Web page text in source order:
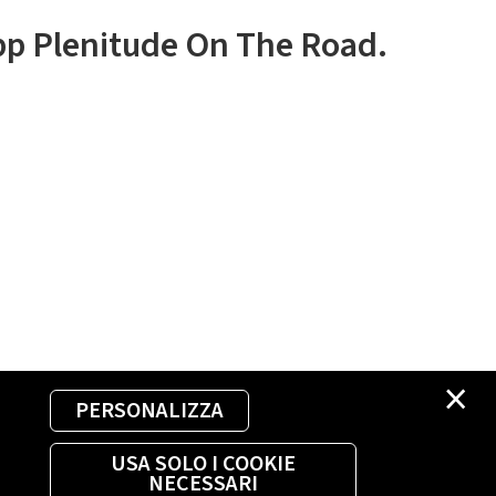
×
PERSONALIZZA
USA SOLO I COOKIE
NECESSARI
Plenitude On The Road.